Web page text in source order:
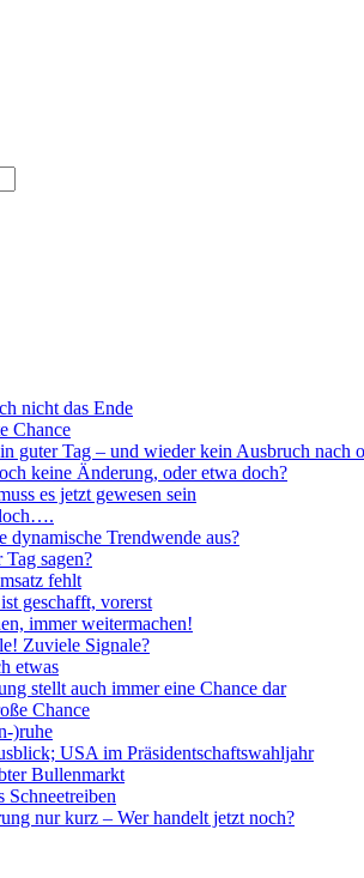
nicht das Ende
Chance
guter Tag – und wieder kein Ausbruch nach
keine Änderung, oder etwa doch?
es jetzt gewesen sein
Trendwende aus?
sagen?
fehlt
geschafft, vorerst
immer weitermachen!
Zuviele Signale?
etwas
stellt auch immer eine Chance dar
Chance
)ruhe
USA im Präsidentschaftswahljahr
Bullenmarkt
nur kurz – Wer handelt jetzt noch?